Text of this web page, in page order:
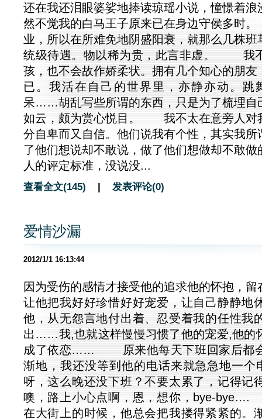
还在我还泪眼婆娑地捧读琼瑶小说，憧憬着浪
然不觉我的白马王子原来已在身边守侯多
业，所以在所难免地阴盛阳衰，就那么几株
统级待遇。物以稀为贵，此言非虚。 我
孩，也不会故作娇柔状。拥有几个知心的朋友
已。我活在自己的世界里，亦静亦动。跳
呆……胡乱写些所谓的东西，只是为了梳理自
如云，颇为赏心悦目。 我不太在意旁人对
分自卑而又自信。他们说我有个性，其实我所
了他们想说却不敢说，做了他们想做却不敢
人的评定标准，没说没...
查看全文(145) | 发表评论(0)
爱情沙漏
2012/1/1 16:13:44
因为受伤的感情才接受他的追求他的怀抱，
让他把我好好珍惜好好宠爱，让自己静静地
他，从无怨言地付出着、忍受着我的任性我
出……我,也就这样慢慢习惯了他的宠爱,他的
成了依恋…… 原来他每天下班回家后都会
渐地，我还没等到他的电话来就急急地一个
呀，这么晚还没下班？不要太累了，记得记
噢，路上小心点啊，恩，想你，bye-
在大街上的时候，他总会把我搂得紧紧的。